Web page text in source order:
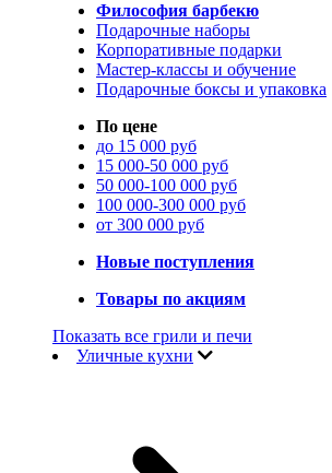
Философия барбекю
Подарочные наборы
Корпоративные подарки
Мастер-классы и обучение
Подарочные боксы и упаковка
По цене
до 15 000 руб
15 000-50 000 руб
50 000-100 000 руб
100 000-300 000 руб
от 300 000 руб
Новые поступления
Товары по акциям
Показать все грили и печи
Уличные кухни